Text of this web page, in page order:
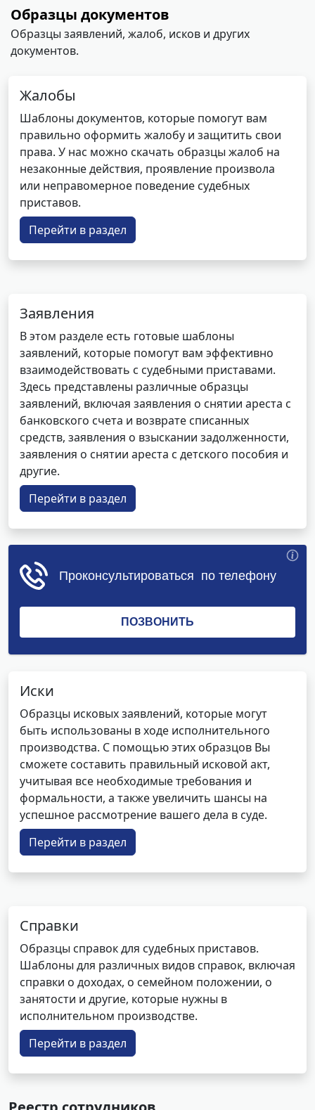
Образцы документов
Образцы заявлений, жалоб, исков и других
документов.
Жалобы
Шаблоны документов, которые помогут вам
правильно оформить жалобу и защитить свои
права. У нас можно скачать образцы жалоб на
незаконные действия, проявление произвола
или неправомерное поведение судебных
приставов.
Перейти в раздел
Заявления
В этом разделе есть готовые шаблоны
заявлений, которые помогут вам эффективно
взаимодействовать с судебными приставами.
Здесь представлены различные образцы
заявлений, включая заявления о снятии ареста с
банковского счета и возврате списанных
средств, заявления о взыскании задолженности,
заявления о снятии ареста с детского пособия и
другие.
Перейти в раздел
Иски
Образцы исковых заявлений, которые могут
быть использованы в ходе исполнительного
производства. С помощью этих образцов Вы
сможете составить правильный исковой акт,
учитывая все необходимые требования и
формальности, а также увеличить шансы на
успешное рассмотрение вашего дела в суде.
Перейти в раздел
Справки
Образцы справок для судебных приставов.
Шаблоны для различных видов справок, включая
справки о доходах, о семейном положении, о
занятости и другие, которые нужны в
исполнительном производстве.
Перейти в раздел